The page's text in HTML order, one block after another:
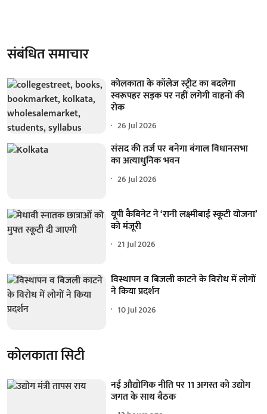
संबंधित समाचार
कोलकाता के कॉलेज स्ट्रीट का बदलेगा
स्वरूपहर सड़क पर नहीं लगेगी वाहनों की
रोक
26 Jul 2026
संसद की तर्ज पर बनेगा बंगाल विधानसभा
का अत्याधुनिक भवन
26 Jul 2026
यूपी कैबिनेट ने ‘रानी लक्ष्मीबाई स्कूटी योजना’
को मंजूरी
21 Jul 2026
विस्थापन व बिजली काटने के विरोध में लोगों
ने किया प्रदर्शन
10 Jul 2026
कोलकाता सिटी
नई औद्योगिक नीति पर 11 अगस्त को उद्योग
जगत के साथ बैठक